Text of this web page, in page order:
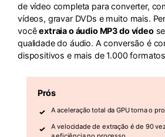
de vídeo completa para converter,
vídeos, gravar DVDs e muito mais.
você extraia o áudio MP3 do vídeo
qualidade do áudio. A conversão é
dispositivos e mais de 1.000
Prós
A aceleração total da GPU torna o
A velocidade de extração é de 90